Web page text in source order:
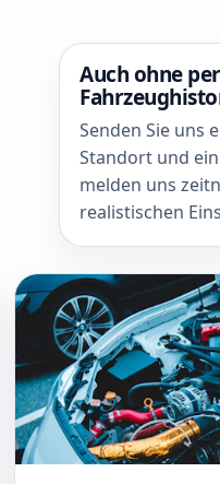
Auch ohne
Senden Sie uns
Standort und
melden uns
realistischen